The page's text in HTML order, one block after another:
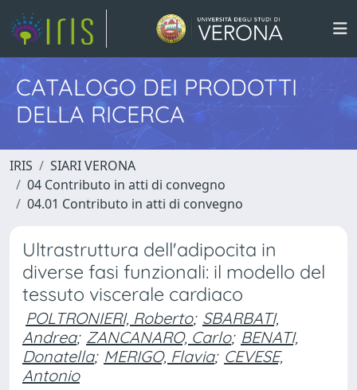
CATALOGO DEI PRODOTTI
DELLA RICERCA
IRIS
SIARI VERONA
04 Contributo in atti di convegno
04.01 Contributo in atti di convegno
Ultrastruttura dell'adipocita in
diverse fasi funzionali: il modello del
tessuto viscerale cardiaco
POLTRONIERI, Roberto; SBARBATI,
Andrea; ZANCANARO, Carlo; BENATI,
Donatella; MERIGO, Flavia; CEVESE,
Antonio